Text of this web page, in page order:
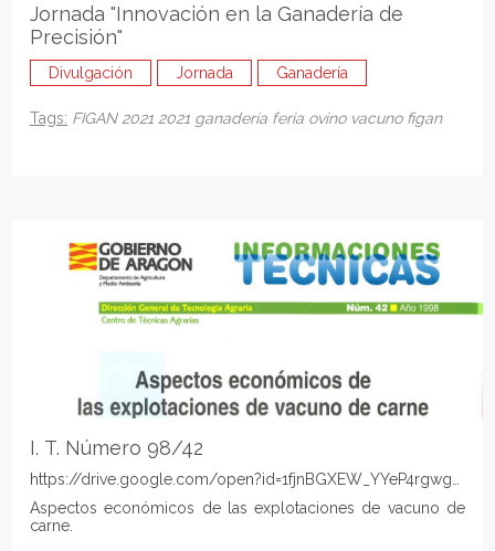
Jornada "Innovación en la Ganadería de
Precisión"
Divulgación Jornada Ganadería
Tags: FIGAN 2021 2021 ganadería feria ovino vacuno figan
I. T. Número 98/42
https://drive.google.com/
Aspectos económicos de las explotaciones de vacuno de
carne.